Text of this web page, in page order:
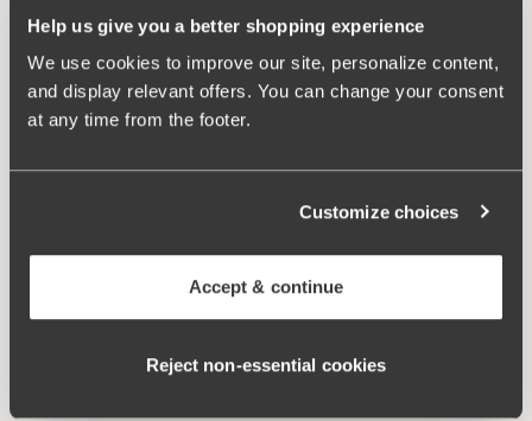
Help us give you a better shopping experience
We use cookies to improve our site, personalize content,
and display relevant offers. You can change your consent
at any time from the footer.
Customize choices
Accept & continue
Reject non‑essential cookies